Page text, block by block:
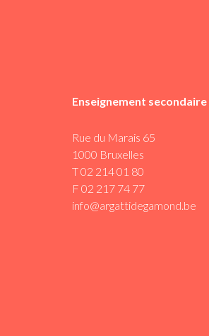
Enseignement secondaire
Rue du Marais 65
1000 Bruxelles
T 02 214 01 80
F 02 217 74 77
info@argattidegamond.be